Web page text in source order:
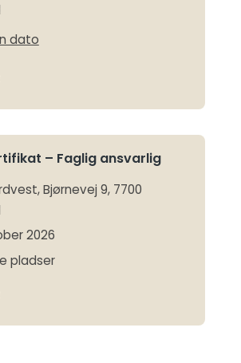
dato
– Faglig ansvarlig
Bjørnevej 9, 7700
2026
pladser